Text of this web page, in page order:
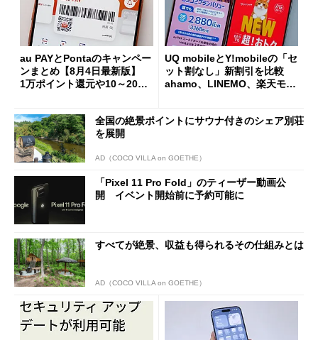
au PAYとPontaのキャンペー
ンまとめ【8月4日最新版】
1万ポイント還元や10～20％
UQ mobileとY!mobileの「セ
ット割なし」新割引を比較
ahamo、LINEMO、楽天モバ
全国の絶景ポイントにサウナ付きのシェア別荘
を展開
AD（COCO VILLA on GOETHE）
「Pixel 11 Pro Fold」のティーザー動画公
開 イベント開始前に予約可能に
すべてが絶景、収益も得られるその仕組みとは
AD（COCO VILLA on GOETHE）